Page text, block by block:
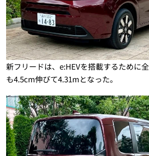
新フリードは、e:HEVを搭載するために
も4.5cm伸びて4.31mとなった。